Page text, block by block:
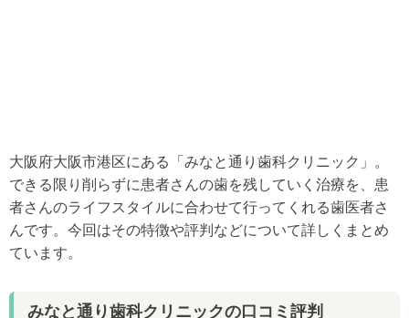
大阪府大阪市港区にある「みなと通り歯科クリニック」。
できる限り削らずに患者さんの歯を残していく治療を、患
者さんのライフスタイルに合わせて行ってくれる歯医者さ
んです。今回はその特徴や評判などについて詳しくまとめ
ています。
みなと通り歯科クリニックの口コミ評判